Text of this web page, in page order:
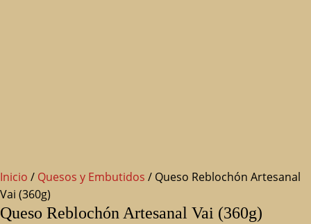
Inicio / Quesos y Embutidos / Queso Reblochón Artesanal
Vai (360g)
Queso Reblochón Artesanal Vai (360g)